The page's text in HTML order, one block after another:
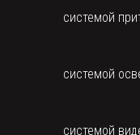
системой
системой
системой